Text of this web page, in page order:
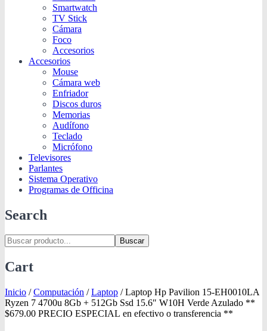
Smartwatch
TV Stick
Cámara
Foco
Accesorios
Accesorios
Mouse
Cámara web
Enfriador
Discos duros
Memorias
Audífono
Teclado
Micrófono
Televisores
Parlantes
Sistema Operativo
Programas de Officina
Search
Buscar
Cart
Inicio / Computación / Laptop /Laptop Hp Pavilion 15-EH0010LA
Ryzen 7 4700u 8Gb + 512Gb Ssd 15.6″ W10H Verde Azulado **
$679.00 PRECIO ESPECIAL en efectivo o transferencia **